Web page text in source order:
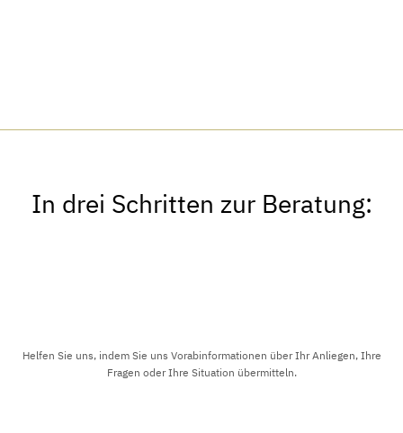
In drei Schritten zur Beratung:
Helfen Sie uns, indem Sie uns Vorabinformationen über Ihr Anliegen, Ihre
Fragen oder Ihre Situation übermitteln.